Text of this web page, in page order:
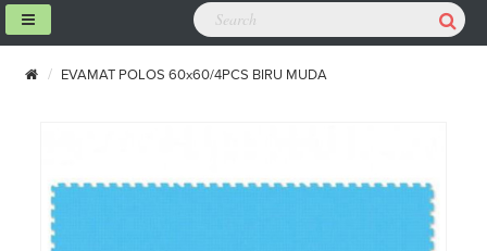
EVAMAT POLOS 60x60/4PCS BIRU MUDA